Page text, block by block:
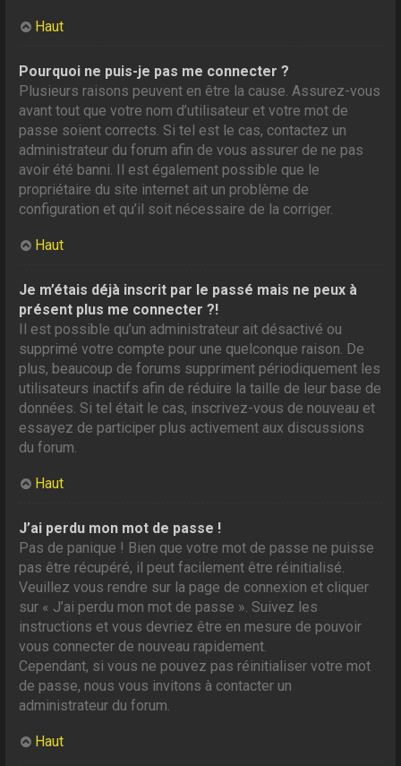
Haut
Pourquoi ne puis-je pas me connecter ?
Plusieurs raisons peuvent en être la cause. Assurez-vous
avant tout que votre nom d’utilisateur et votre mot de
passe soient corrects. Si tel est le cas, contactez un
administrateur du forum afin de vous assurer de ne pas
avoir été banni. Il est également possible que le
propriétaire du site internet ait un problème de
configuration et qu’il soit nécessaire de la corriger.
Haut
Je m’étais déjà inscrit par le passé mais ne peux à
présent plus me connecter ?!
Il est possible qu’un administrateur ait désactivé ou
supprimé votre compte pour une quelconque raison. De
plus, beaucoup de forums suppriment périodiquement les
utilisateurs inactifs afin de réduire la taille de leur base de
données. Si tel était le cas, inscrivez-vous de nouveau et
essayez de participer plus activement aux discussions
du forum.
Haut
J’ai perdu mon mot de passe !
Pas de panique ! Bien que votre mot de passe ne puisse
pas être récupéré, il peut facilement être réinitialisé.
Veuillez vous rendre sur la page de connexion et cliquer
sur « J’ai perdu mon mot de passe ». Suivez les
instructions et vous devriez être en mesure de pouvoir
vous connecter de nouveau rapidement.
Cependant, si vous ne pouvez pas réinitialiser votre mot
de passe, nous vous invitons à contacter un
administrateur du forum.
Haut